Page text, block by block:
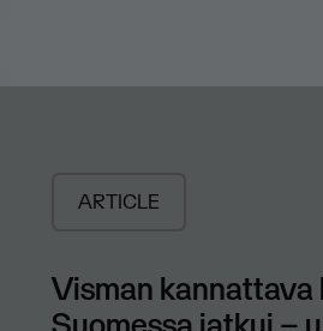
ARTICLE
Visman kannattava